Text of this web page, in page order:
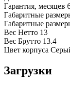
Гарантия, месяцев
Габаритные
Габаритные
Вес Нетто 13
Вес Брутто 13.4
Цвет корпуса
Загрузки